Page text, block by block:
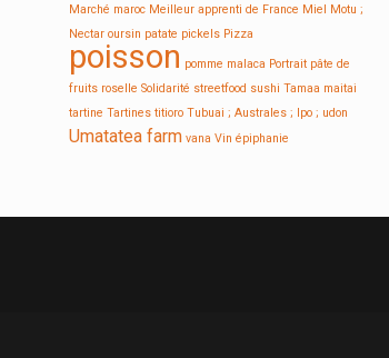
Marché maroc Meilleur apprenti de France Miel Motu ;
Nectar oursin patate pickels Pizza
poisson pomme malaca Portrait pâte de
fruits roselle Solidarité streetfood sushi Tamaa maitai
tartine Tartines titioro Tubuai ; Australes ; Ipo ; udon
Umatatea farm vana Vin épiphanie